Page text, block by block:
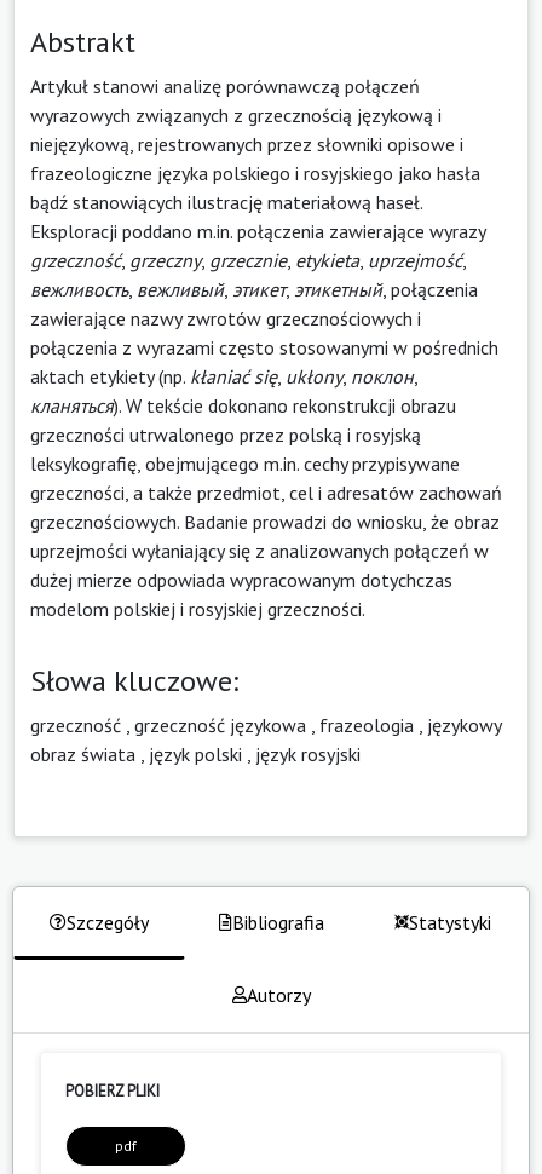
Abstrakt
Artykuł stanowi analizę porównawczą połączeń
wyrazowych związanych z grzecznością językową i
niejęzykową, rejestrowanych przez słowniki opisowe i
frazeologiczne języka polskiego i rosyjskiego jako hasła
bądź stanowiących ilustrację materiałową haseł.
Eksploracji poddano m.in. połączenia zawierające wyrazy
grzeczność, grzeczny, grzecznie, etykieta, uprzejmość,
вежливость, вежливый, этикет, этикетный, połączenia
zawierające nazwy zwrotów grzecznościowych i
połączenia z wyrazami często stosowanymi w pośrednich
aktach etykiety (np. kłaniać się, ukłony, поклон,
кланяться). W tekście dokonano rekonstrukcji obrazu
grzeczności utrwalonego przez polską i rosyjską
leksykografię, obejmującego m.in. cechy przypisywane
grzeczności, a także przedmiot, cel i adresatów zachowań
grzecznościowych. Badanie prowadzi do wniosku, że obraz
uprzejmości wyłaniający się z analizowanych połączeń w
dużej mierze odpowiada wypracowanym dotychczas
modelom polskiej i rosyjskiej grzeczności.
Słowa kluczowe:
grzeczność grzeczność językowa frazeologia
językowy
obraz świata
język polski język rosyjski
Szczegóły Bibliografia Statystyki
Autorzy
POBIERZ PLIKI
pdf